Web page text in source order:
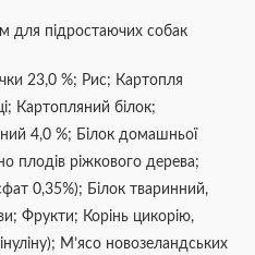
для підростаючих собак
23,0 %; Рис; Картопля
Картопляний білок;
4,0 %; Білок домашньої
плодів ріжкового дерева;
0,35%); Білок тваринний,
Фрукти; Корінь цикорію,
М’ясо новозеландських